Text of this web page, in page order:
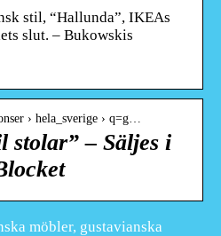
stil, “Hallunda”, IKEAs
slut. – Bukowskis
› hela_sverige › q=g…
stolar” – Säljes i
möbler, gustavianska